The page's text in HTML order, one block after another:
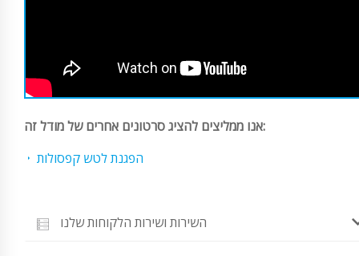
אנו ממליצים להציג סרטונים אחרים של מודל זה:
הפגנת לטש קפסולות
השירות ושירות הלקוחות שלנו